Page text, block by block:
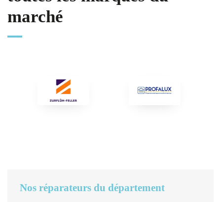
marché
Nos réparateurs du département